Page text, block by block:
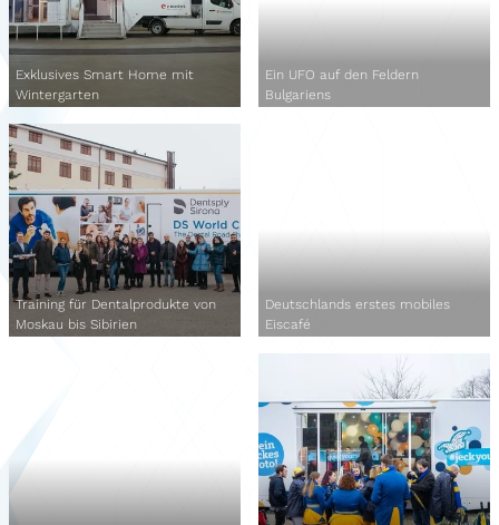
Exklusives Smart Home mit
Wintergarten
Ein UFO auf den Feldern
Bulgariens
Training für Dentalprodukte von
Moskau bis Sibirien
Deutschlands erstes mobiles
Eiscafé